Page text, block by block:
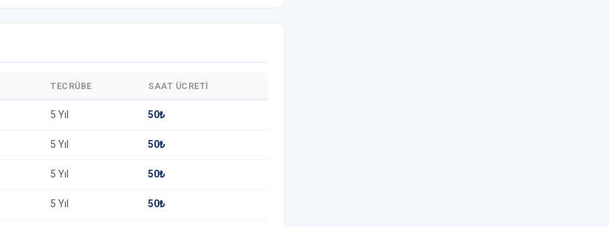
TECRÜBE SAAT ÜCRETI
5 Yıl 50₺
5 Yıl 50₺
5 Yıl 50₺
5 Yıl 50₺